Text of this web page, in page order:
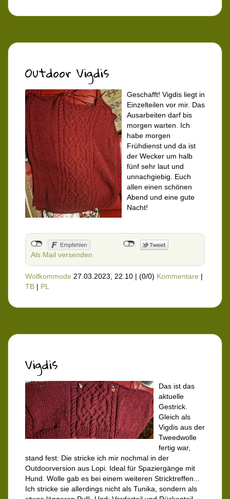
Outdoor Vigdis
Geschafft! Vigdis liegt in
Einzelteilen vor mir. Das
Ausarbeiten darf bis
morgen warten. Ich
habe morgen
Frühdienst und da ist
der Wecker um halb
fünf sehr laut und
unnachgiebig. Euch
allen einen schönen
Abend und eine gute
Nacht!
Als Mail versenden
Wollkommode 27.03.2023, 22.10 | (0/0) Kommentare |
TB | PL
Vigdis
Das ist das
aktuelle
Gestrick.
Gleich als
Vigdis aus der
Tweedwolle
fertig war,
stand fest: Die stricke ich mir nochmal in der
Outdoorversion aus Lopi. Ideal für Spaziergänge mit
Hund. Wolle gab es bei einem weiteren Stricktreffen...
Ich stricke sie allerdings nicht als Tunika, sondern als